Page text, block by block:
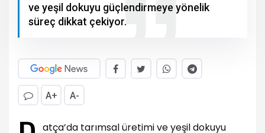
ve yeşil dokuyu güçlendirmeye yönelik
süreç dikkat çekiyor.
A+ A-
atça’da tarımsal üretimi ve yeşil dokuyu